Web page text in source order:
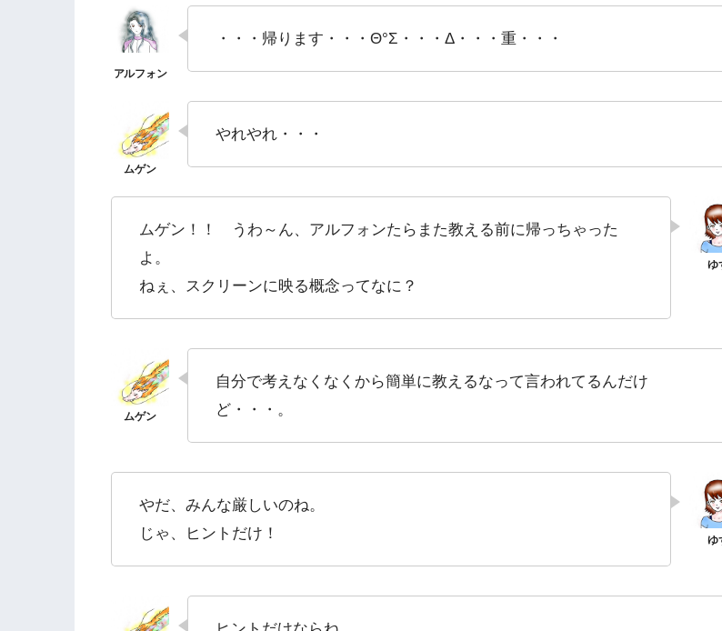
・・・帰ります・・・Θ°Σ・・・Δ・・・重・・・
やれやれ・・・
ムゲン！！ うわ～ん、アルフォンたらまた教える前に帰っちゃった
よ。
ねぇ、スクリーンに映る概念ってなに？
自分で考えなくなくから簡単に教えるなって言われてるんだけ
ど・・・。
やだ、みんな厳しいのね。
じゃ、ヒントだけ！